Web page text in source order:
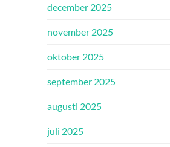
december 2025
november 2025
oktober 2025
september 2025
augusti 2025
juli 2025